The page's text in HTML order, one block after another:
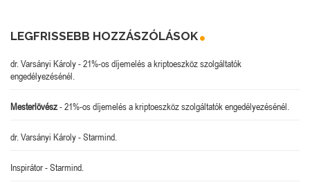
LEGFRISSEBB HOZZÁSZÓLÁSOK
dr. Varsányi Károly-21%-os díjemelés a kriptoeszköz szolgáltatók
engedélyezésénél.
Mesterlövész-21%-os díjemelés a kriptoeszköz szolgáltatók engedélyezésénél.
dr. Varsányi Károly-Starmind.
Inspirátor-Starmind.